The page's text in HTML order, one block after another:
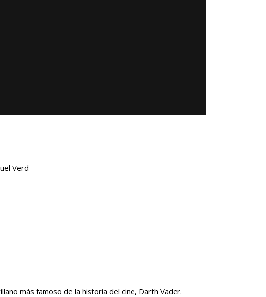
Verd
más famoso de la historia del cine, Darth Vader.